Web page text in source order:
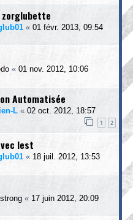
« 01 févr. 2013, 09:54
« 01 nov. 2012, 10:06
Automatisée
L « 02 oct. 2012, 18:57
1 2
lest
« 18 juil. 2012, 13:53
« 17 juin 2012, 20:09